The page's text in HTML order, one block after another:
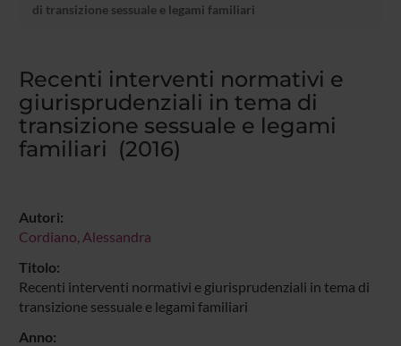
di transizione sessuale e legami familiari
Recenti interventi normativi e
giurisprudenziali in tema di
transizione sessuale e legami
familiari (2016)
Autori:
Cordiano, Alessandra
Titolo:
Recenti interventi normativi e giurisprudenziali in tema di
transizione sessuale e legami familiari
Anno: